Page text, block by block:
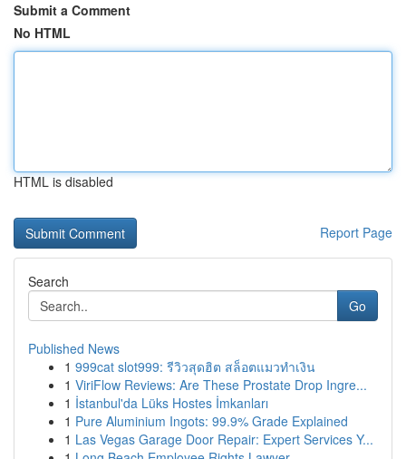
Submit a Comment
No HTML
HTML is disabled
Report Page
Search
Go
Published News
1 999cat slot999: รีวิวสุดฮิต สล็อตแมวทำเงิน
1 ViriFlow Reviews: Are These Prostate Drop Ingre...
1 İstanbul'da Lüks Hostes İmkanları
1 Pure Aluminium Ingots: 99.9% Grade Explained
1 Las Vegas Garage Door Repair: Expert Services Y...